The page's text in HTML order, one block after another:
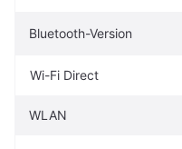
Bluetooth-Version
Wi-Fi Direct
WLAN